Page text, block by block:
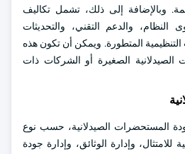
وبالإضافة إلى ذلك، تشمل تكاليف
النظام، والدعم التقني، والتحديثات
التنظيمية المتطورة. ويمكن أن تكون هذه
الصيدلانية الصغيرة أو الشركات ذات
المستحضرات الصيدلانية، حسب نوع
للامتثال، وإدارة الوثائق، وإدارة جودة